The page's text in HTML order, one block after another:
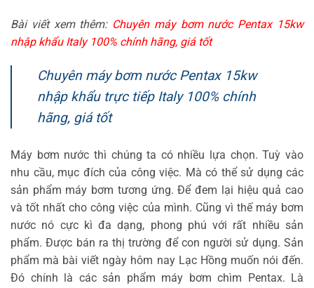
Bài viết xem thêm: Chuyên máy bơm nước Pentax 15kw
nhập khẩu Italy 100% chính hãng, giá tốt
Chuyên máy bơm nước Pentax 15kw
nhập khẩu trực tiếp Italy 100% chính
hãng, giá tốt
Máy bơm nước thì chúng ta có nhiều lựa chọn. Tuỳ vào
nhu cầu, mục đích của công việc. Mà có thể sử dụng các
sản phẩm máy bơm tương ứng. Để đem lại hiệu quả cao
và tốt nhất cho công việc của mình. Cũng vì thế máy bơm
nước nó cực kì đa dạng, phong phú với rất nhiều sản
phẩm. Được bán ra thị trường để con người sử dụng. Sản
phẩm mà bài viết ngày hôm nay Lạc Hồng muốn nói đến.
Đó chính là các sản phẩm máy bơm chìm Pentax. Là